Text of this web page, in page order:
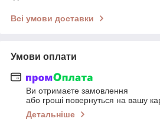
Всі умови доставки
Умови оплати
Ви отримаєте замовлення
або гроші повернуться на вашу
Детальніше